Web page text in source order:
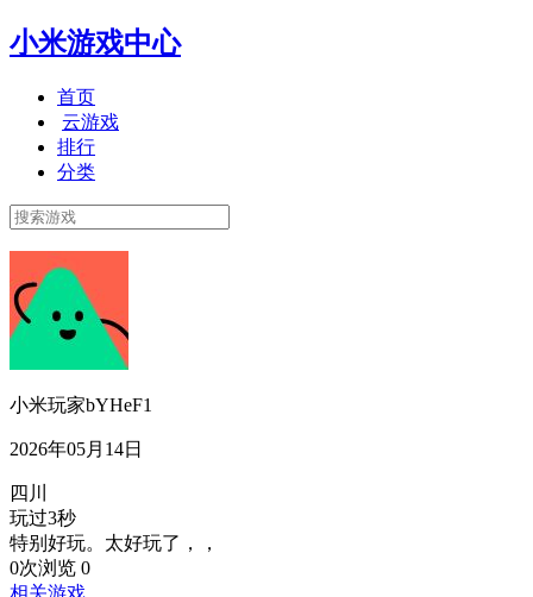
小米游戏中心
首页
云游戏
排行
分类
小米玩家bYHeF1
2026年05月14日
四川
玩过3秒
特别好玩。太好玩了，，
0次浏览 0
相关游戏